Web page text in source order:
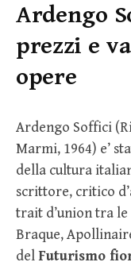
Ardengo
prezzi e
opere
Ardengo Soffici
Marmi, 1964) e’
della cultura
scrittore, critico
trait d’union tra
Braque,
delFuturismo